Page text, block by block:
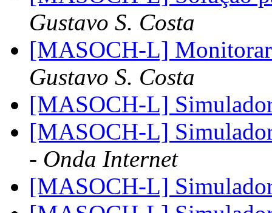
Gustavo S. Costa
[MASOCH-L]
Gustavo S. Costa
[MASOCH-L]
[MASOCH-L]
- Onda Internet
[MASOCH-L]